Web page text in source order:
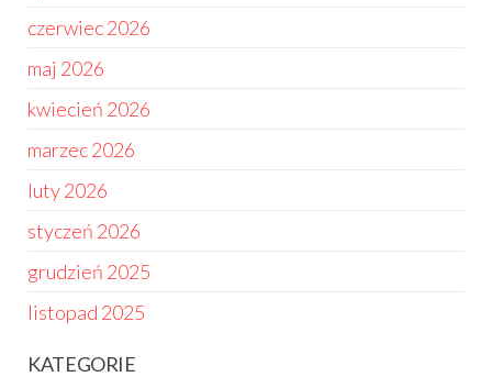
czerwiec 2026
maj 2026
kwiecień 2026
marzec 2026
luty 2026
styczeń 2026
grudzień 2025
listopad 2025
KATEGORIE